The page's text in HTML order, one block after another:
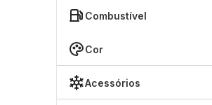
Combustível
Cor
Acessórios